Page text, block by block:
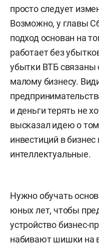
просто следует
Возможно, у главы
подход основан на
работает без
убытки ВТБ связаны
малому бизнесу.
и деньги терять не
высказал идею о
инвестиций в
интеллектуальные.
Нужно обучать
юных лет, чтобы
устройство бизнес-
набивают шишки на